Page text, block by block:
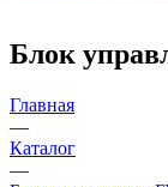
Блок
Главная
—
Каталог
—